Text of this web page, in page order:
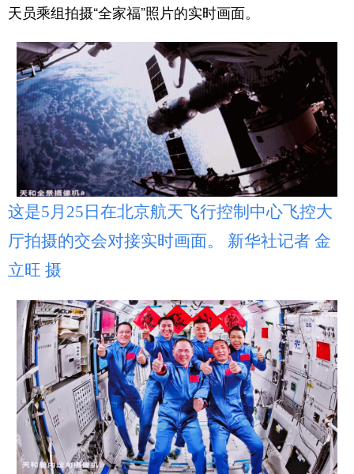
天员乘组拍摄“全家福”照片的实时画面。
这是5月25日在北京航天飞行控制中心飞控大
厅拍摄的交会对接实时画面。 新华社记者 金
立旺 摄